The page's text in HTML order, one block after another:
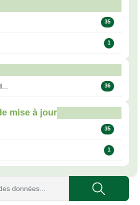
35
1
36
mise à jour
35
1